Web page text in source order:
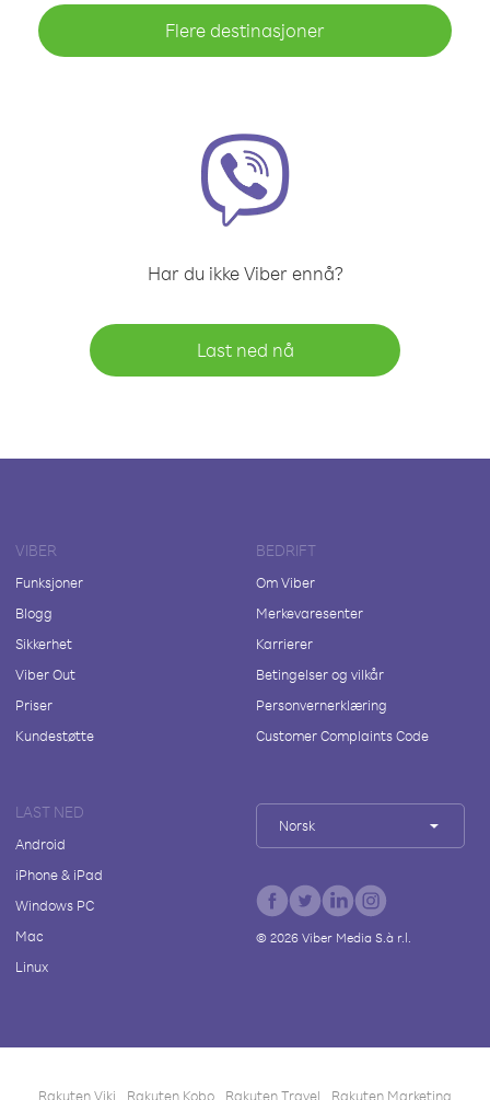
Flere destinasjoner
Har du ikke Viber ennå?
Last ned nå
VIBER
Funksjoner
Blogg
Sikkerhet
Viber Out
Priser
Kundestøtte
BEDRIFT
Om Viber
Merkevaresenter
Karrierer
Betingelser og vilkår
Personvernerklæring
Customer Complaints Code
LAST NED
Android
iPhone & iPad
Windows PC
Mac
Linux
Norsk
© 2026Viber Media S.à r.l.
Rakuten Viki Rakuten Kobo Rakuten Travel Rakuten Marketing